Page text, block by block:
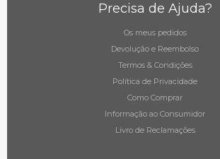
Precisa de Ajuda?
Os meus pedidos
Devolução e Reembolso
Termos & Condições
Política de Privacidade
Como Comprar
Informação ao Consumidor
Livro de Reclamações